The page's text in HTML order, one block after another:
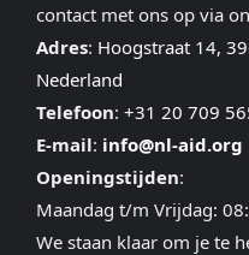
contact met ons op via
Adres: Hoogstraat 14,
Nederland
Telefoon: +31 20 709
E-mail: info@nl-aid.org
Openingstijden:
Maandag t/m Vrijdag:
We staan klaar om je te